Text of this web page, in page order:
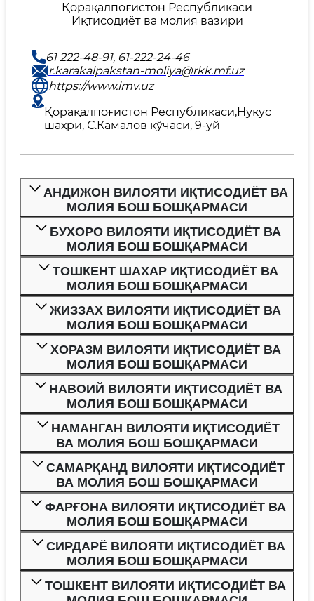
Қорақалпоғистон Республикаси
Иқтисодиёт ва молия вазири
61 222-48-91, 61-222-24-46
r.karakalpakstan-moliya@rkk.mf.uz
https://www.imv.uz
Қорақалпоғистон Республикаси,Нукус
шаҳри, С.Камалов кўчаси, 9-уй
АНДИЖОН ВИЛОЯТИ ИҚТИСОДИЁТ ВА
МОЛИЯ БОШ БОШҚАРМАСИ
БУХОРО ВИЛОЯТИ ИҚТИСОДИЁТ ВА
МОЛИЯ БОШ БОШҚАРМАСИ
ТОШКЕНТ ШАХАР ИҚТИСОДИЁТ ВА
МОЛИЯ БОШ БОШҚАРМАСИ
ЖИЗЗАХ ВИЛОЯТИ ИҚТИСОДИЁТ ВА
МОЛИЯ БОШ БОШҚАРМАСИ
ХОРАЗМ ВИЛОЯТИ ИҚТИСОДИЁТ ВА
МОЛИЯ БОШ БОШҚАРМАСИ
НАВОИЙ ВИЛОЯТИ ИҚТИСОДИЁТ ВА
МОЛИЯ БОШ БОШҚАРМАСИ
НАМАНГАН ВИЛОЯТИ ИҚТИСОДИЁТ
ВА МОЛИЯ БОШ БОШҚАРМАСИ
САМАРҚАНД ВИЛОЯТИ ИҚТИСОДИЁТ
ВА МОЛИЯ БОШ БОШҚАРМАСИ
ФАРҒОНА ВИЛОЯТИ ИҚТИСОДИЁТ ВА
МОЛИЯ БОШ БОШҚАРМАСИ
СИРДАРЁ ВИЛОЯТИ ИҚТИСОДИЁТ ВА
МОЛИЯ БОШ БОШҚАРМАСИ
ТОШКЕНТ ВИЛОЯТИ ИҚТИСОДИЁТ ВА